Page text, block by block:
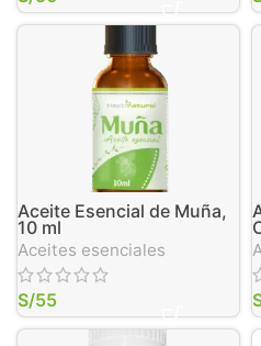
Aceite Esencial de Muña,
10 ml
Aceites esenciales
S/55